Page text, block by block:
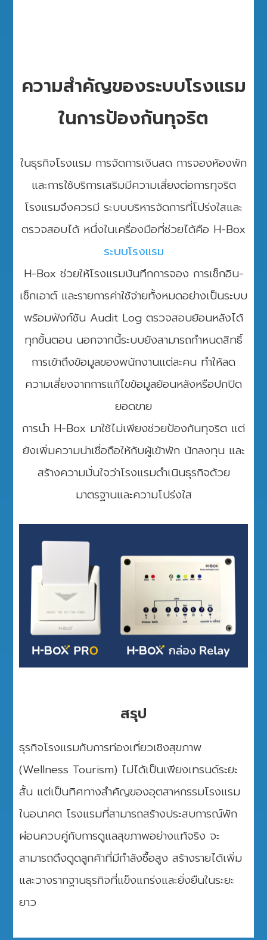
ความสำคัญของระบบโรงแรม
ในการป้องกันทุจริต
ในธุรกิจโรงแรม การจัดการเงินสด การจองห้องพัก
และการใช้บริการเสริมมีความเสี่ยงต่อการทุจริต
โรงแรมจึงควรมี ระบบบริหารจัดการที่โปร่งใสและ
ตรวจสอบได้ หนึ่งในเครื่องมือที่ช่วยได้คือ H-Box
ระบบโรงแรม
H-Box ช่วยให้โรงแรมบันทึกการจอง การเช็กอิน-
เช็กเอาต์ และรายการค่าใช้จ่ายทั้งหมดอย่างเป็นระบบ
พร้อมฟังก์ชัน Audit Log ตรวจสอบย้อนหลังได้
ทุกขั้นตอน นอกจากนี้ระบบยังสามารถกำหนดสิทธิ์
การเข้าถึงข้อมูลของพนักงานแต่ละคน ทำให้ลด
ความเสี่ยงจากการแก้ไขข้อมูลย้อนหลังหรือปกปิด
ยอดขาย
การนำ H-Box มาใช้ไม่เพียงช่วยป้องกันทุจริต แต่
ยังเพิ่มความน่าเชื่อถือให้กับผู้เข้าพัก นักลงทุน และ
สร้างความมั่นใจว่าโรงแรมดำเนินธุรกิจด้วย
มาตรฐานและความโปร่งใส
สรุป
ธุรกิจโรงแรมกับการท่องเที่ยวเชิงสุขภาพ
(Wellness Tourism) ไม่ได้เป็นเพียงเทรนด์ระยะ
สั้น แต่เป็นทิศทางสำคัญของอุตสาหกรรมโรงแรม
ในอนาคต โรงแรมที่สามารถสร้างประสบการณ์พัก
ผ่อนควบคู่กับการดูแลสุขภาพอย่างแท้จริง จะ
สามารถดึงดูดลูกค้าที่มีกำลังซื้อสูง สร้างรายได้เพิ่ม
และวางรากฐานธุรกิจที่แข็งแกร่งและยั่งยืนในระยะ
ยาว